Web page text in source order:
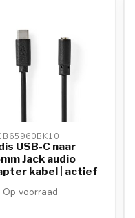
USB-C naar
Jack audio
kabel | actief
Op voorraad